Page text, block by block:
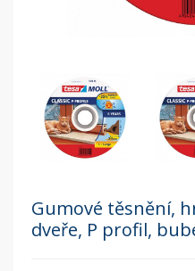
Gumové těsnění,
dveře, P profil,